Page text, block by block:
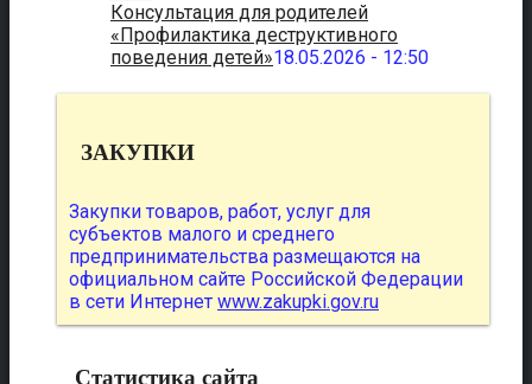
Консультация для родителей
«Профилактика деструктивного
поведения детей»18.05.2026 - 12:50
ЗАКУПКИ
Закупки товаров, работ, услуг для
субъектов малого и среднего
предпринимательства размещаются на
официальном сайте Российской Федерации
в сети Интернет www.zakupki.gov.ru
Статистика сайта